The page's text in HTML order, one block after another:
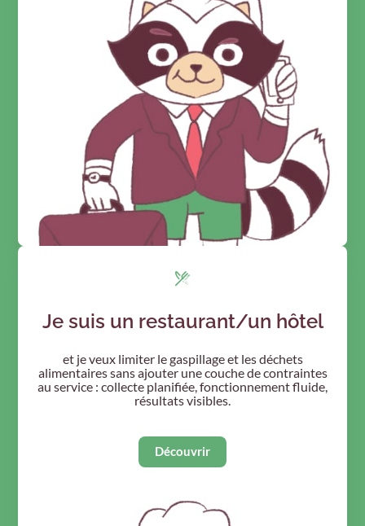
Je suis un restaurant/un hôtel
et je veux limiter le gaspillage et les déchets
alimentaires sans ajouter une couche de contraintes
au service : collecte planifiée, fonctionnement fluide,
résultats visibles.
Découvrir